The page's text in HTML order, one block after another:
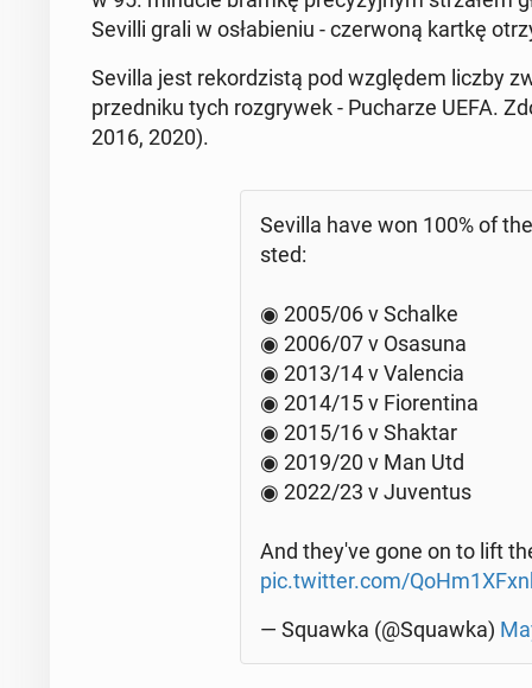
Sevilli grali w osła­bie­niu - czer­wo­ną kartkę
Sevilla jest re­kor­dzi­stą pod wzglę­dem liczby
przed­ni­ku tych roz­gry­wek - Pu­cha­rze UEFA.
2016, 2020).
Sevilla have won 100% of
sted:
◉ 2005/06 v Schalke
◉ 2006/07 v Osasuna
◉ 2013/14 v Va­len­cia
◉ 2014/15 v Fio­ren­ti­na
◉ 2015/16 v Shaktar
◉ 2019/20 v Man Utd
◉ 2022/23 v Ju­ven­tus
And they've gone on to lift
pic.twitter.com/
— Squawka (@Squawka)